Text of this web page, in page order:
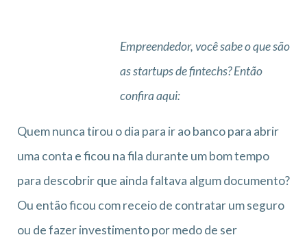
Empreendedor, você sabe o que são
as startups de fintechs? Então
confira aqui:
Quem nunca tirou o dia para ir ao banco para abrir
uma conta e ficou na fila durante um bom tempo
para descobrir que ainda faltava algum documento?
Ou então ficou com receio de contratar um seguro
ou de fazer investimento por medo de ser